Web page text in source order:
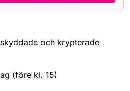
och krypterade
(före kl. 15)